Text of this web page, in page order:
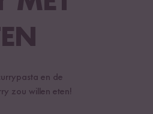
en de
zou willen eten!